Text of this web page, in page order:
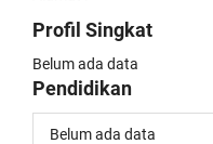
Profil Singkat
Belum ada data
Pendidikan
Belum ada data